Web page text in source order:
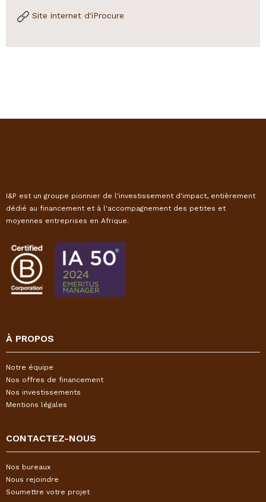
Site internet d'iProcure
I&P est un groupe pionnier de l'investissement d'impact, entièrement
dédié au financement et à l'accompagnement des petites et
moyennes entreprises en Afrique.
À PROPOS
Notre équipe
Nos offres de financement
Nos investissements
Mentions légales
CONTACTEZ-NOUS
Nos bureaux
Nous rejoindre
Soumettre votre projet